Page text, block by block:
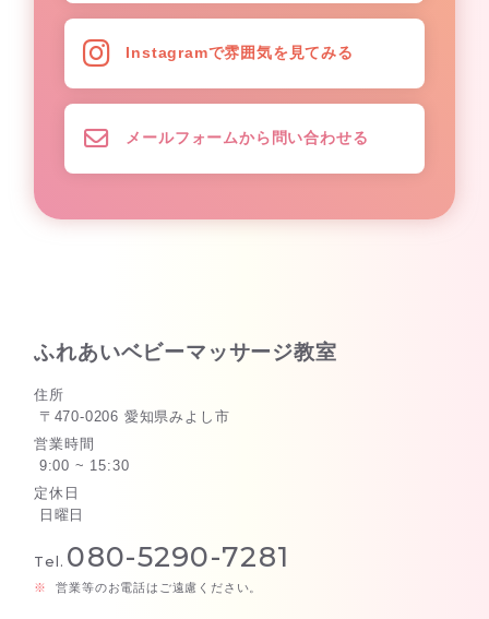
Instagramで雰囲気を見てみる
メールフォームから問い合わせる
ふれあいベビーマッサージ教室
住所
〒470-0206 愛知県みよし市
営業時間
9:00 ~ 15:30
定休日
日曜日
Tel. 080-5290-7281
営業等のお電話はご遠慮ください。